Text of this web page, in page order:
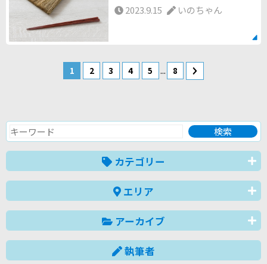
2023.9.15 いのちゃん
1 2 3 4 5 ... 8
カテゴリー
エリア
アーカイブ
執筆者